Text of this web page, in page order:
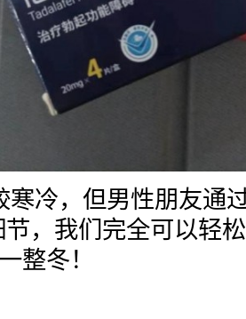
寒冷，但男性朋友通
，我们完全可以轻
整冬！